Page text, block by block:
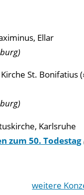
Ellar
St. Bonifatius
Karlsruhe
zum 50. Todestag
weitere